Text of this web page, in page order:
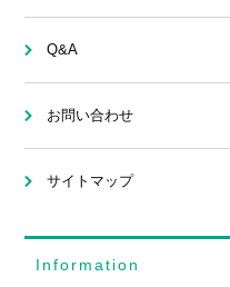
Q&A
お問い合わせ
サイトマップ
Information